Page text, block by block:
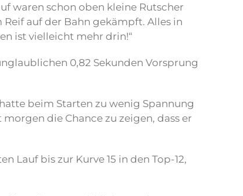
waren schon oben kleine Rutscher
auf der Bahn gekämpft. Alles in
ist vielleicht mehr drin!“
0,82 Sekunden Vorsprung
beim Starten zu wenig Spannung
die Chance zu zeigen, dass er
Lauf bis zur Kurve 15 in den Top-12,